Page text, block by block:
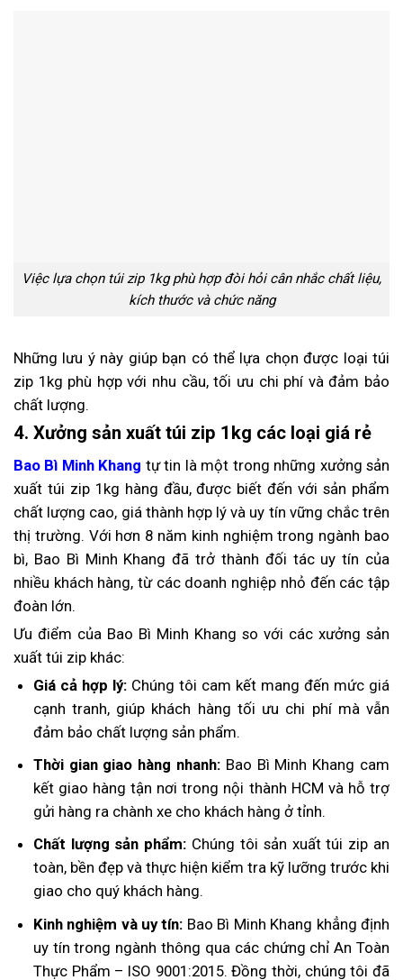
Việc lựa chọn túi zip 1kg phù hợp đòi hỏi cân nhắc chất liệu,
kích thước và chức năng
Những lưu ý này giúp bạn có thể lựa chọn được loại túi
zip 1kg phù hợp với nhu cầu, tối ưu chi phí và đảm bảo
chất lượng.
4. Xưởng sản xuất túi zip 1kg các loại giá rẻ
Bao Bì Minh Khang tự tin là một trong những xưởng sản
xuất túi zip 1kg hàng đầu, được biết đến với sản phẩm
chất lượng cao, giá thành hợp lý và uy tín vững chắc trên
thị trường. Với hơn 8 năm kinh nghiệm trong ngành bao
bì, Bao Bì Minh Khang đã trở thành đối tác uy tín của
nhiều khách hàng, từ các doanh nghiệp nhỏ đến các tập
đoàn lớn.
Ưu điểm của Bao Bì Minh Khang so với các xưởng sản
xuất túi zip khác:
Giá cả hợp lý:Chúng tôi cam kết mang đến mức giá
cạnh tranh, giúp khách hàng tối ưu chi phí mà vẫn
đảm bảo chất lượng sản phẩm.
Thời gian giao hàng nhanh: Bao Bì Minh Khang cam
kết giao hàng tận nơi trong nội thành HCM và hỗ trợ
gửi hàng ra chành xe cho khách hàng ở tỉnh.
Chất lượng sản phẩm: Chúng tôi sản xuất túi zip an
toàn, bền đẹp và thực hiện kiểm tra kỹ lưỡng trước khi
giao cho quý khách hàng.
Kinh nghiệm và uy tín: Bao Bì Minh Khang khẳng định
uy tín trong ngành thông qua các chứng chỉ An Toàn
Thực Phẩm – ISO 9001:2015. Đồng thời, chúng tôi đã